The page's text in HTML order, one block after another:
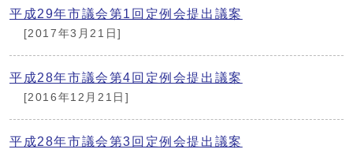
平成29年市議会第1回定例会提出議案
[2017年3月21日]
平成28年市議会第4回定例会提出議案
[2016年12月21日]
平成28年市議会第3回定例会提出議案